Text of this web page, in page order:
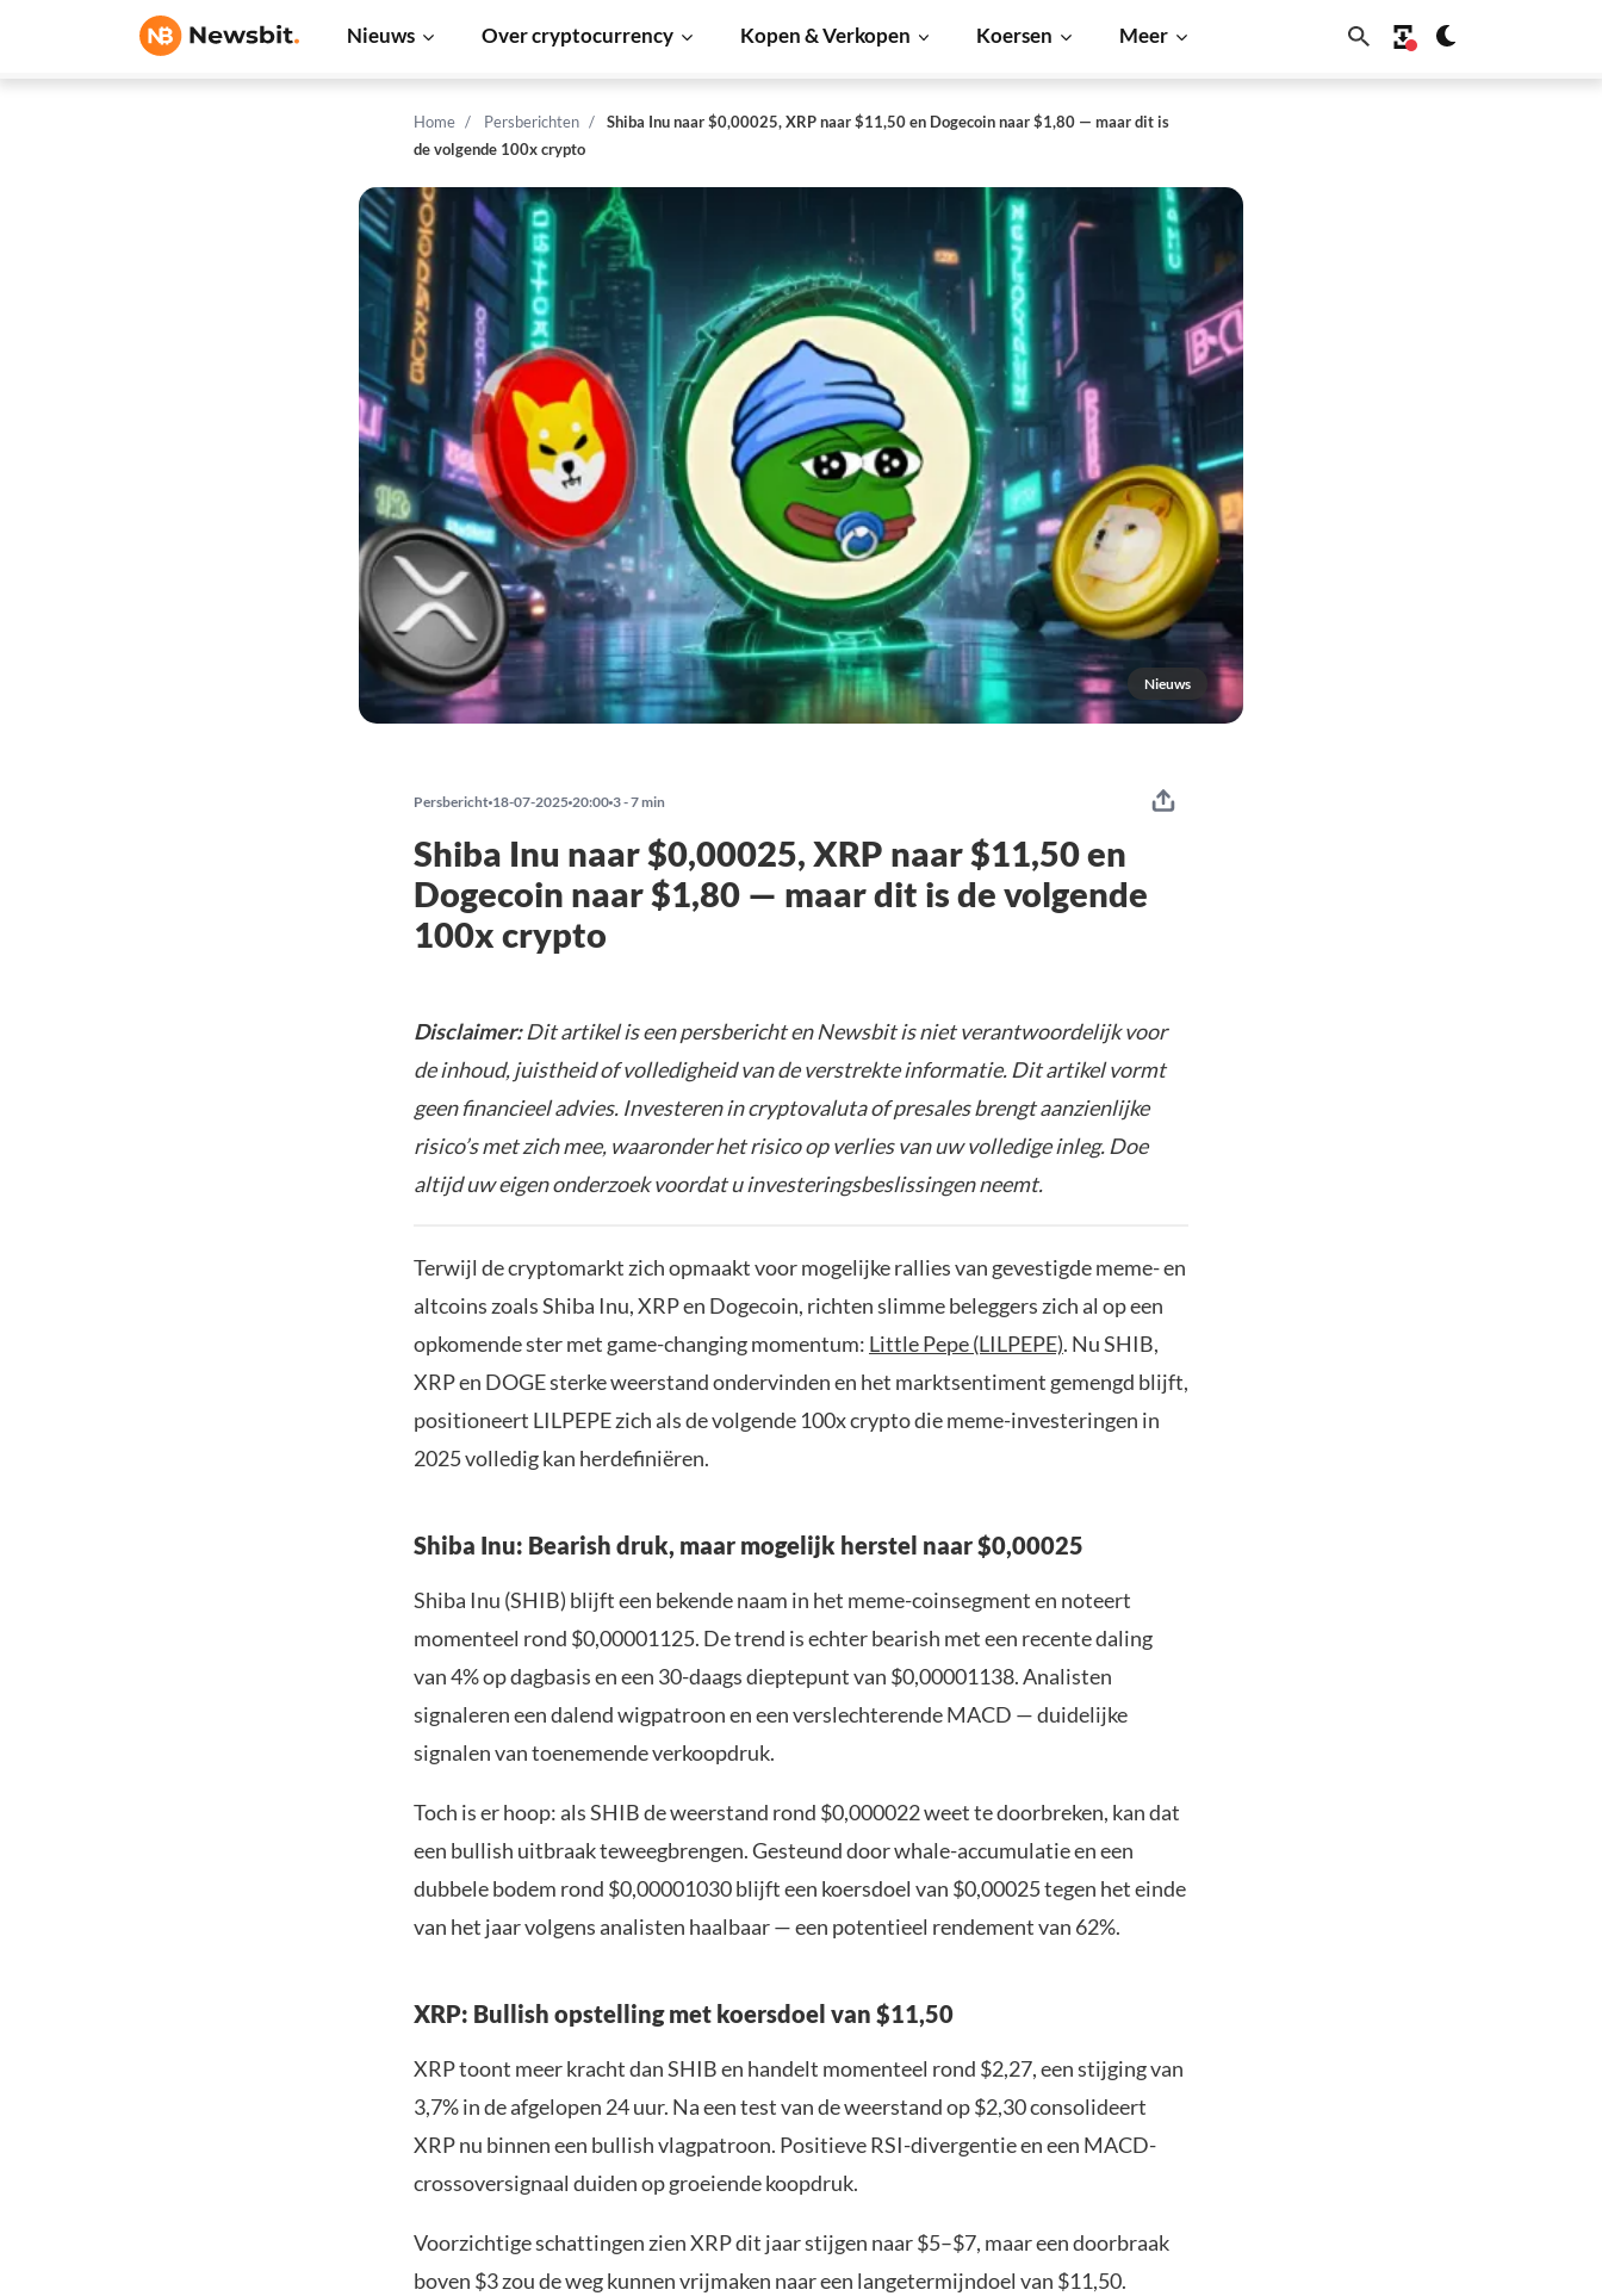
Nieuws Over cryptocurrency Kopen & Verkopen Koersen Meer
Home Persberichten
Shiba Inu naar $0,00025, XRP naar $11,50 en Dogecoin naar $1,80 — maar dit is
de volgende 100x crypto
Nieuws
Persbericht 18-07-2025 20:00 3 - 7 min
Shiba Inu naar $0,00025, XRP naar $11,50 en
Dogecoin naar $1,80 — maar dit is de volgende
100x crypto
Disclaimer:Dit artikel is een persbericht en Newsbit is niet verantwoordelijk voor
de inhoud, juistheid of volledigheid van de verstrekte informatie. Dit artikel vormt
geen financieel advies. Investeren in cryptovaluta of presales brengt aanzienlijke
risico’s met zich mee, waaronder het risico op verlies van uw volledige inleg. Doe
altijd uw eigen onderzoek voordat u investeringsbeslissingen neemt.
Terwijl de cryptomarkt zich opmaakt voor mogelijke rallies van gevestigde meme- en
altcoins zoals Shiba Inu, XRP en Dogecoin, richten slimme beleggers zich al op een
opkomende ster met game-changing momentum: Little Pepe (LILPEPE). Nu SHIB,
XRP en DOGE sterke weerstand ondervinden en het marktsentiment gemengd blijft,
positioneert LILPEPE zich als de volgende 100x crypto die meme-investeringen in
2025 volledig kan herdefiniëren.
Shiba Inu: Bearish druk, maar mogelijk herstel naar $0,00025
Shiba Inu (SHIB) blijft een bekende naam in het meme-coinsegment en noteert
momenteel rond $0,00001125. De trend is echter bearish met een recente daling
van 4% op dagbasis en een 30-daags dieptepunt van $0,00001138. Analisten
signaleren een dalend wigpatroon en een verslechterende MACD — duidelijke
signalen van toenemende verkoopdruk.
Toch is er hoop: als SHIB de weerstand rond $0,000022 weet te doorbreken, kan dat
een bullish uitbraak teweegbrengen. Gesteund door whale-accumulatie en een
dubbele bodem rond $0,00001030 blijft een koersdoel van $0,00025 tegen het einde
van het jaar volgens analisten haalbaar — een potentieel rendement van 62%.
XRP: Bullish opstelling met koersdoel van $11,50
XRP toont meer kracht dan SHIB en handelt momenteel rond $2,27, een stijging van
3,7% in de afgelopen 24 uur. Na een test van de weerstand op $2,30 consolideert
XRP nu binnen een bullish vlagpatroon. Positieve RSI-divergentie en een MACD-
crossoversignaal duiden op groeiende koopdruk.
Voorzichtige schattingen zien XRP dit jaar stijgen naar $5–$7, maar een doorbraak
boven $3 zou de weg kunnen vrijmaken naar een langetermijndoel van $11,50.